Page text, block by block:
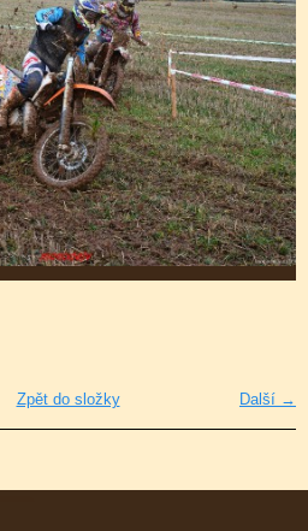
Další →
Zpět do složky